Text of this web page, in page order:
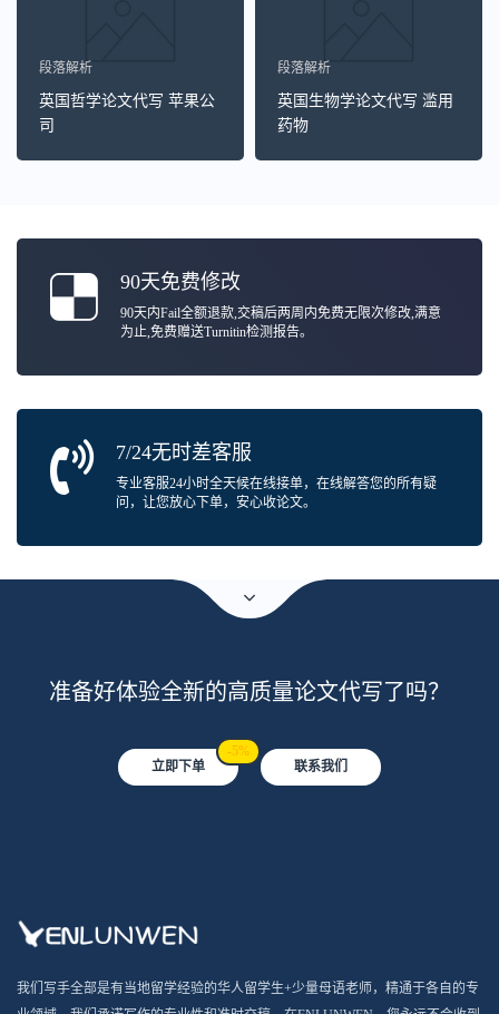
段落解析
英国哲学论文代写 苹果公
司
段落解析
英国生物学论文代写 滥用
药物
90天免费修改
90天内Fail全额退款,交稿后两周内免费无限次修改,满意
为止,免费赠送Turnitin检测报告。
7/24无时差客服
专业客服24小时全天候在线接单，在线解答您的所有疑
问，让您放心下单，安心收论文。
准备好体验全新的高质量论文代写了吗？
立即下单
-5%
联系我们
我们写手全部是有当地留学经验的华人留学生+少量母语老师，精通于各自的专